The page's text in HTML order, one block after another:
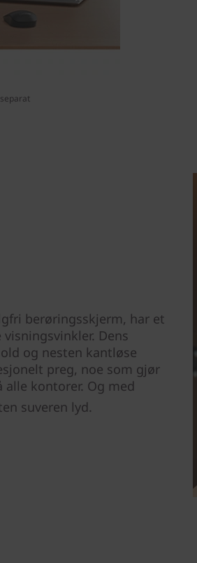
berøringsskjerm, har et
Dens
og nesten kantløse
preg, noe som gjør
kontorer. Og med
suveren lyd.